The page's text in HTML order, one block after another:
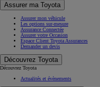
Assurer ma Toyota
Assurer mon véhicule
Les options sur-mesure
Assurance Connectée
Assurer votre Occasion
Espace Client Toyota Assurances
Demander un devis
Découvrez Toyota
Découvrez Toyota
Actualités et évènements